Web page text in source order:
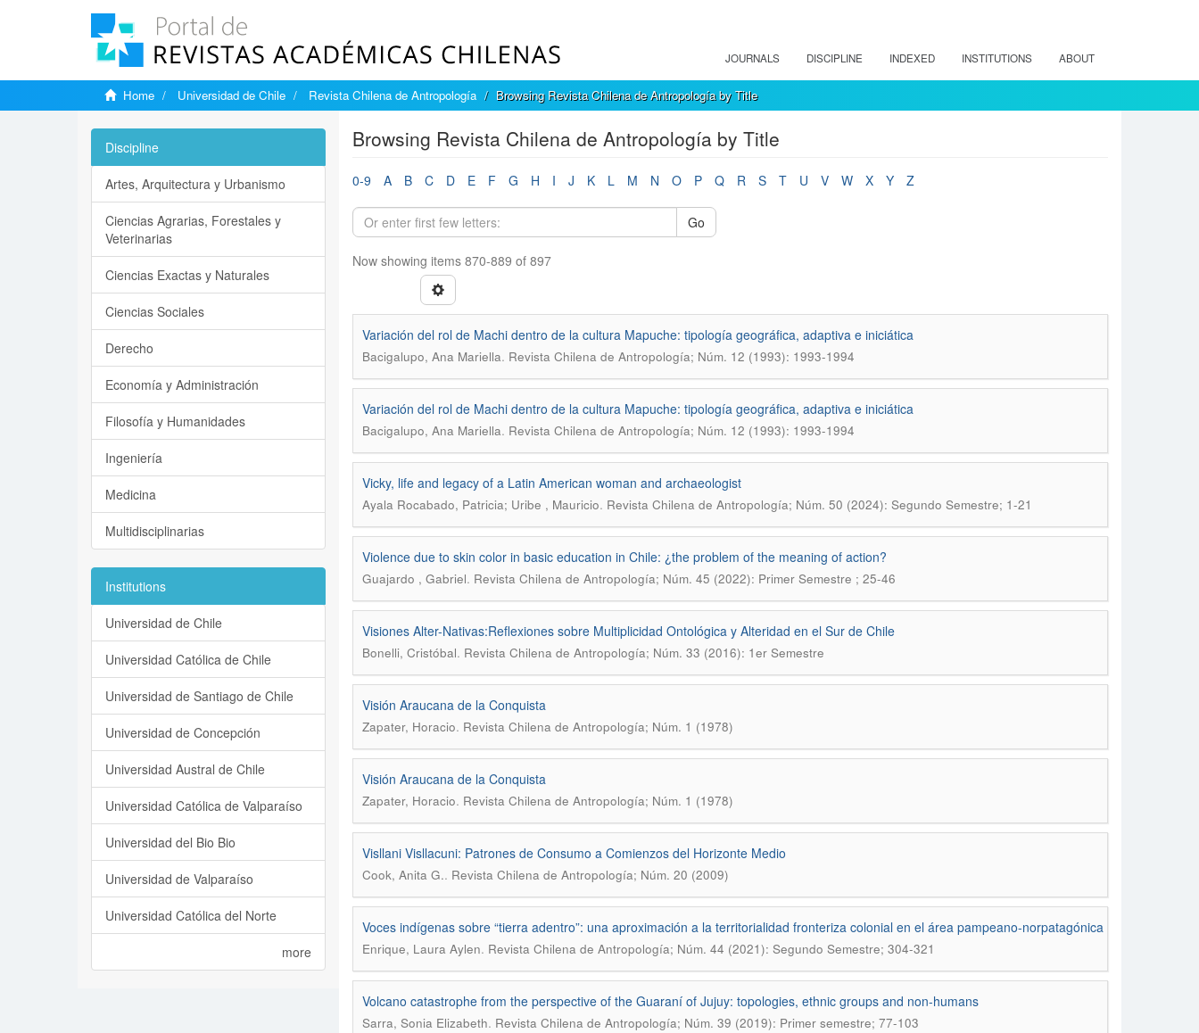
JOURNALS DISCIPLINE INDEXED INSTITUTIONS ABOUT
Home Universidad de Chile Revista Chilena de Antropología Browsing Revista Chilena de Antropología by Title
Browsing Revista Chilena de Antropología by Title
0-9 A B C D E F G H I J K L M N O P Q R S T U V W X Y Z
Go
Now showing items 870-889 of 897
Variación del rol de Machi dentro de la cultura Mapuche: tipología geográfica, adaptiva e iniciática
Bacigalupo, Ana Mariella. Revista Chilena de Antropología; Núm. 12 (1993): 1993-1994
Variación del rol de Machi dentro de la cultura Mapuche: tipología geográfica, adaptiva e iniciática
Bacigalupo, Ana Mariella. Revista Chilena de Antropología; Núm. 12 (1993): 1993-1994
Vicky, life and legacy of a Latin American woman and archaeologist
Ayala Rocabado, Patricia; Uribe , Mauricio. Revista Chilena de Antropología; Núm. 50 (2024): Segundo Semestre; 1-21
Violence due to skin color in basic education in Chile: ¿the problem of the meaning of action?
Guajardo , Gabriel. Revista Chilena de Antropología; Núm. 45 (2022): Primer Semestre ; 25-46
Visiones Alter-Nativas:Reflexiones sobre Multiplicidad Ontológica y Alteridad en el Sur de Chile
Bonelli, Cristóbal. Revista Chilena de Antropología; Núm. 33 (2016): 1er Semestre
Visión Araucana de la Conquista
Zapater, Horacio. Revista Chilena de Antropología; Núm. 1 (1978)
Visión Araucana de la Conquista
Zapater, Horacio. Revista Chilena de Antropología; Núm. 1 (1978)
Visllani Visllacuni: Patrones de Consumo a Comienzos del Horizonte Medio
Cook, Anita G.. Revista Chilena de Antropología; Núm. 20 (2009)
Voces indígenas sobre “tierra adentro”: una aproximación a la territorialidad fronteriza colonial en el área pampeano-norpatagónica
Enrique, Laura Aylen. Revista Chilena de Antropología; Núm. 44 (2021): Segundo Semestre; 304-321
Volcano catastrophe from the perspective of the Guaraní of Jujuy: topologies, ethnic groups and non-humans
Sarra, Sonia Elizabeth. Revista Chilena de Antropología; Núm. 39 (2019): Primer semestre; 77-103
Discipline
Artes, Arquitectura y Urbanismo
Ciencias Agrarias, Forestales y
Veterinarias
Ciencias Exactas y Naturales
Ciencias Sociales
Derecho
Economía y Administración
Filosofía y Humanidades
Ingeniería
Medicina
Multidisciplinarias
Institutions
Universidad de Chile
Universidad Católica de Chile
Universidad de Santiago de Chile
Universidad de Concepción
Universidad Austral de Chile
Universidad Católica de Valparaíso
Universidad del Bio Bio
Universidad de Valparaíso
Universidad Católica del Norte
more